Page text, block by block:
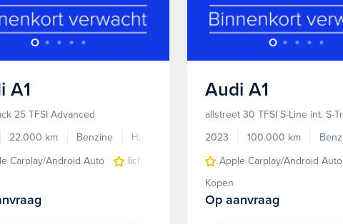
A1
25 TFSI Advanced
22.000 km Benzine
Handgeschakeld
Carplay/Android Auto
lichtmetalen velgen 5-spaaks 17"
Audi A1
allstreet 30 TFSI S-Line int. S-
2023
100.000 km
Apple Carplay/Android Auto
Kopen
Op aanvraag